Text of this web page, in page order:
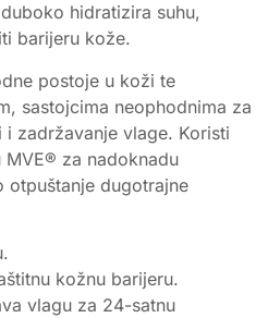
hidratizira suhu,
barijeru kože.
postoje u koži te
sastojcima neophodnima za
zadržavanje vlage. Koristi
za nadoknadu
otpuštanje dugotrajne
kožnu barijeru.
vlagu za 24-satnu